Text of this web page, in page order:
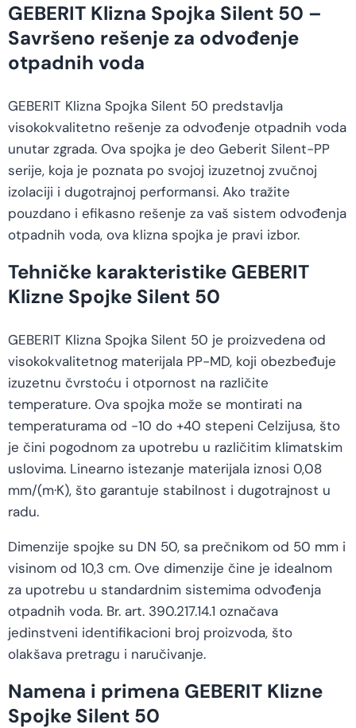
GEBERIT Klizna Spojka Silent 50 –
Savršeno rešenje za odvođenje
otpadnih voda
GEBERIT Klizna Spojka Silent 50 predstavlja
visokokvalitetno rešenje za odvođenje otpadnih voda
unutar zgrada. Ova spojka je deo Geberit Silent-PP
serije, koja je poznata po svojoj izuzetnoj zvučnoj
izolaciji i dugotrajnoj performansi. Ako tražite
pouzdano i efikasno rešenje za vaš sistem odvođenja
otpadnih voda, ova klizna spojka je pravi izbor.
Tehničke karakteristike GEBERIT
Klizne Spojke Silent 50
GEBERIT Klizna Spojka Silent 50 je proizvedena od
visokokvalitetnog materijala PP-MD, koji obezbeđuje
izuzetnu čvrstoću i otpornost na različite
temperature. Ova spojka može se montirati na
temperaturama od -10 do +40 stepeni Celzijusa, što
je čini pogodnom za upotrebu u različitim klimatskim
uslovima. Linearno istezanje materijala iznosi 0,08
mm/(m·K), što garantuje stabilnost i dugotrajnost u
radu.
Dimenzije spojke su DN 50, sa prečnikom od 50 mm i
visinom od 10,3 cm. Ove dimenzije čine je idealnom
za upotrebu u standardnim sistemima odvođenja
otpadnih voda. Br. art. 390.217.14.1 označava
jedinstveni identifikacioni broj proizvoda, što
olakšava pretragu i naručivanje.
Namena i primena GEBERIT Klizne
Spojke Silent 50